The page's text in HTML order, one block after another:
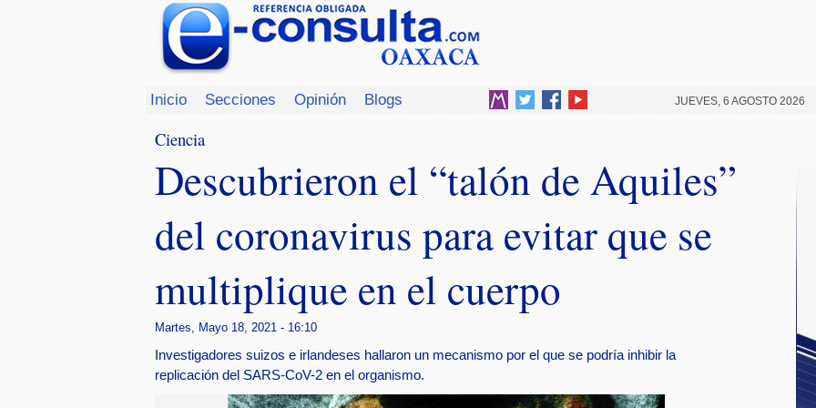
Inicio Secciones Opinión Blogs JUEVES, 6 AGOSTO 2026
Ciencia
Descubrieron el “talón de Aquiles”
del coronavirus para evitar que se
multiplique en el cuerpo
Martes, Mayo 18, 2021 - 16:10
Investigadores suizos e irlandeses hallaron un mecanismo por el que se podría inhibir la
replicación del SARS-CoV-2 en el organismo.